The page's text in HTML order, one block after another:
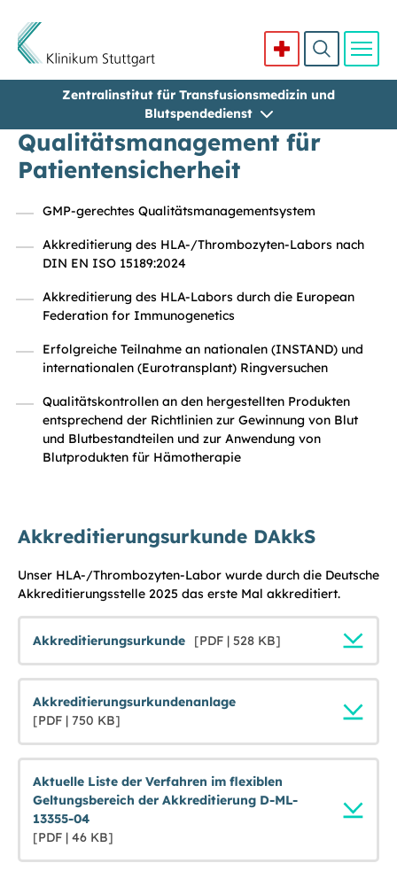
Direkt zum InhaltZentralinstitut für Transfusionsmedizin und
Blutspendedienst
Qualitätsmanagement für
Patientensicherheit
GMP-gerechtes Qualitätsmanagementsystem
Akkreditierung des HLA-/Thrombozyten-Labors nach
DIN EN ISO 15189:2024
Akkreditierung des HLA-Labors durch die European
Federation for Immunogenetics
Erfolgreiche Teilnahme an nationalen (INSTAND) und
internationalen (Eurotransplant) Ringversuchen
Qualitätskontrollen an den hergestellten Produkten
entsprechend der Richtlinien zur Gewinnung von Blut
und Blutbestandteilen und zur Anwendung von
Blutprodukten für Hämotherapie
Akkreditierungsurkunde DAkkS
Unser HLA-/Thrombozyten-Labor wurde durch die Deutsche
Akkreditierungsstelle 2025 das erste Mal akkreditiert.
Akkreditierungsurkunde [PDF | 528 KB]
Akkreditierungsurkundenanlage
[PDF | 750 KB]
Aktuelle Liste der Verfahren im flexiblen
Geltungsbereich der Akkreditierung D-ML-
13355-04
[PDF | 46 KB]